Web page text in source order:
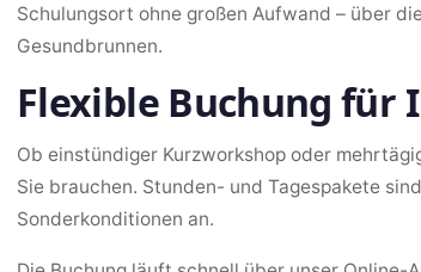
Schulungsort ohne großen Aufwand – über
Gesundbrunnen.
Flexible Buchung für
Ob einstündiger Kurzworkshop oder
Sie brauchen. Stunden- und Tagespakete
Sonderkonditionen an.